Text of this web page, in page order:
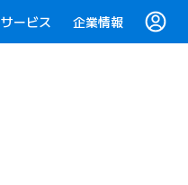
サービス 企業情報